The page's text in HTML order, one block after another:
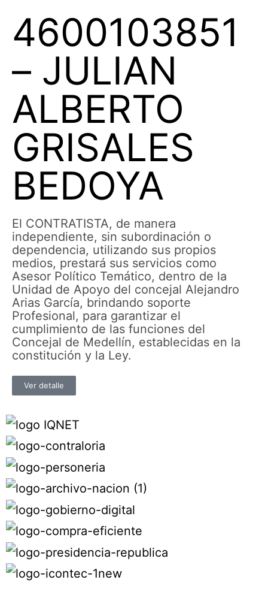
4600103851
– JULIAN
ALBERTO
GRISALES
BEDOYA
El CONTRATISTA, de manera
independiente, sin subordinación o
dependencia, utilizando sus propios
medios, prestará sus servicios como
Asesor Político Temático, dentro de la
Unidad de Apoyo del concejal Alejandro
Arias García, brindando soporte
Profesional, para garantizar el
cumplimiento de las funciones del
Concejal de Medellín, establecidas en la
constitución y la Ley.
Ver detalle